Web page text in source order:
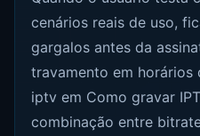
cenários reais de uso,
gargalos antes da
travamento em
iptv em Como gravar
combinação entre